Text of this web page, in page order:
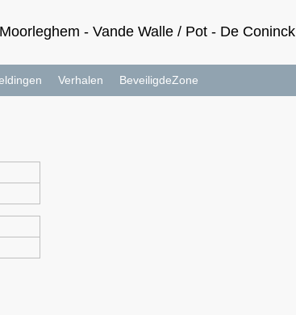
- Vande Walle / Pot - De Coninck
Verhalen BeveiligdeZone